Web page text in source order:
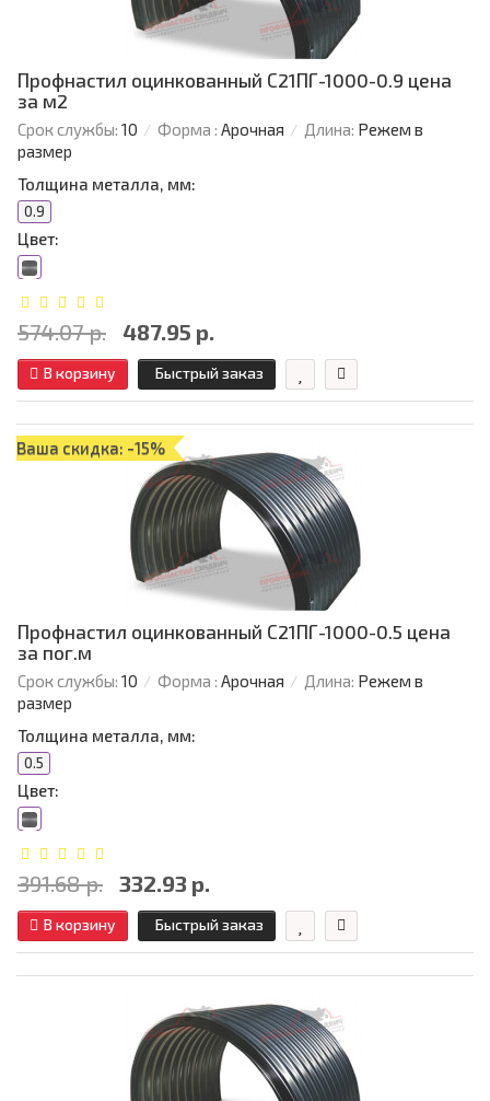
Профнастил оцинкованный С21ПГ-1000-0.9 цена
за м2
Срок службы: 10 Форма : Арочная Длина: Режем в
размер
Толщина металла, мм:
0.9
Цвет:
574.07 р. 487.95 р.
В корзину Быстрый заказ
Ваша скидка: -15%
Профнастил оцинкованный С21ПГ-1000-0.5 цена
за пог.м
Срок службы: 10 Форма : Арочная Длина: Режем в
размер
Толщина металла, мм:
0.5
Цвет:
391.68 р. 332.93 р.
В корзину Быстрый заказ